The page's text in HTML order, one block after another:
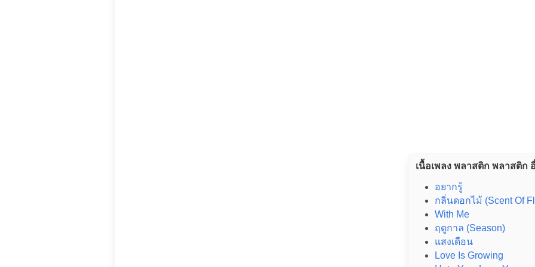
เนื้อเพลง พลาสติก พลาสติก
อยากรู้
กลิ่นดอกไม้ (Scent Of
With Me
ฤดูกาล (Season)
แสงเดือน
Love Is Growing